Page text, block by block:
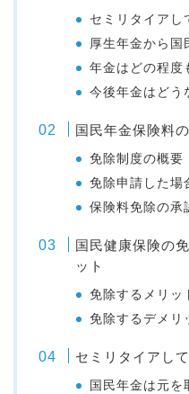
セミリタイアし
厚生年金から国
年金はどの程度
今後年金はどう
国民年金保険料
免除制度の概要
免除申請した場
保険料免除の承
国民健康保険の
ット
免除するメリッ
免除するデメリ
セミリタイアし
国民年金は元を